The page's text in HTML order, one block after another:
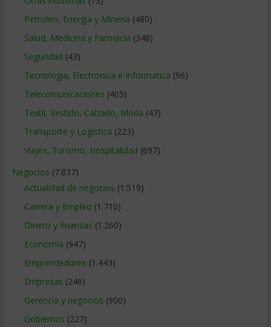
Petroleo, Energia y Mineria (480)
Salud, Medicina y Farmacia (348)
Seguridad (43)
Tecnologia, Electronica e Informatica (96)
Telecomunicaciones (405)
Textil, Vestido, Calzado, Moda (47)
Transporte y Logistica (223)
Viajes, Turismo, Hospitalidad (697)
Negocios (7.837)
Actualidad de negocios (1.519)
Carrera y Empleo (1.710)
Dinero y finanzas (1.260)
Economía (947)
Emprendedores (1.443)
Empresas (246)
Gerencia y negocios (900)
Gobiernos (227)